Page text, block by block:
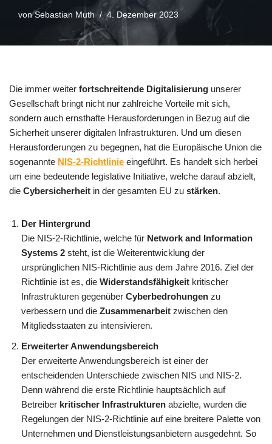
vonSebastian Muth 4. Dezember 2023
Die immer weiter fortschreitende Digitalisierung unserer
Gesellschaft bringt nicht nur zahlreiche Vorteile mit sich,
sondern auch ernsthafte Herausforderungen in Bezug auf die
Sicherheit unserer digitalen Infrastrukturen. Und um diesen
Herausforderungen zu begegnen, hat die Europäische Union die
sogenannte NIS-2-Richtlinie eingeführt. Es handelt sich herbei
um eine bedeutende legislative Initiative, welche darauf abzielt,
die Cybersicherheit in der gesamten EU zu stärken.
Der Hintergrund
Die NIS-2-Richtlinie, welche für Network and Information
Systems 2 steht, ist die Weiterentwicklung der
ursprünglichen NIS-Richtlinie aus dem Jahre 2016. Ziel der
Richtlinie ist es, die Widerstandsfähigkeit kritischer
Infrastrukturen gegenüber Cyberbedrohungen zu
verbessern und die Zusammenarbeit zwischen den
Mitgliedsstaaten zu intensivieren.
Erweiterter Anwendungsbereich
Der erweiterte Anwendungsbereich ist einer der
entscheidenden Unterschiede zwischen NIS und NIS-2.
Denn während die erste Richtlinie hauptsächlich auf
Betreiber kritischer Infrastrukturen abzielte, wurden die
Regelungen der NIS-2-Richtlinie auf eine breitere Palette von
Unternehmen und Dienstleistungsanbietern ausgedehnt. So